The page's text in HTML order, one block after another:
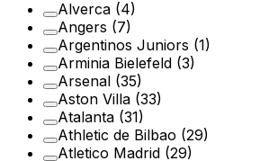
Alverca (4)
Angers (7)
Argentinos Juniors (1)
Arminia Bielefeld (3)
Arsenal (35)
Aston Villa (33)
Atalanta (31)
Athletic de Bilbao (29)
Atletico Madrid (29)